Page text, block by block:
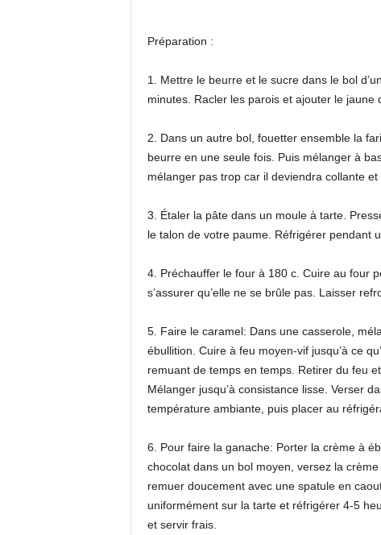
Préparation :
1. Mettre le beurre et le sucre dans le bol
minutes. Racler les parois et ajouter le jaune
2. Dans un autre bol, fouetter ensemble la
beurre en une seule fois. Puis mélanger à
mélanger pas trop car il deviendra collante et
3. Étaler la pâte dans un moule à tarte.
le talon de votre paume. Réfrigérer pendant
4. Préchauffer le four à 180 c. Cuire au four
s’assurer qu’elle ne se brûle pas. Laisser
5. Faire le caramel: Dans une casserole,
ébullition. Cuire à feu moyen-vif jusqu’à ce
remuant de temps en temps. Retirer du feu
Mélanger jusqu’à consistance lisse. Verser
température ambiante, puis placer au
6. Pour faire la ganache: Porter la crème à
chocolat dans un bol moyen, versez la
remuer doucement avec une spatule en
uniformément sur la tarte et réfrigérer 4-5
et servir frais.